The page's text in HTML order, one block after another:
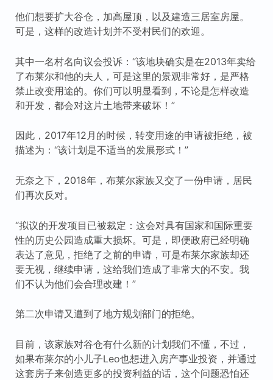
他们想要扩大谷仓，加高屋顶，以及建造三居室房屋。
可是，这样的改造计划并不受村民们的欢迎。
其中一名村名向议会投诉：“该地块确实是在2013年卖给
了布莱尔和他的夫人，可是这里的景观非常好，是严格
禁止改变用途的。你们可以明显看到，不论是怎样改造
和开发，都会对这片土地带来破坏！”
因此，2017年12月的时候，转变用途的申请被拒绝，被
描述为：“该计划是不适当的发展形式！”
无奈之下，2018年，布莱尔家族又交了一份申请，居民
们再次反对。
“拟议的开发项目已被裁定：这会对具有国家和国际重要
性的历史公园造成重大损坏。可是，即便政府已经明确
表达了意见，拒绝了之前的申请，可是布莱尔家族却还
要无视，继续申请，这给我们造成了非常大的不安。我
们不认为他们会合理改建！”
第二次申请又遭到了地方规划部门的拒绝。
目前，该家族对谷仓有什么新的计划我们不懂，不过，
如果布莱尔的小儿子Leo也想进入房产事业投资，并通过
这套房子来创造更多的投资利益的话，这个问题恐怕还